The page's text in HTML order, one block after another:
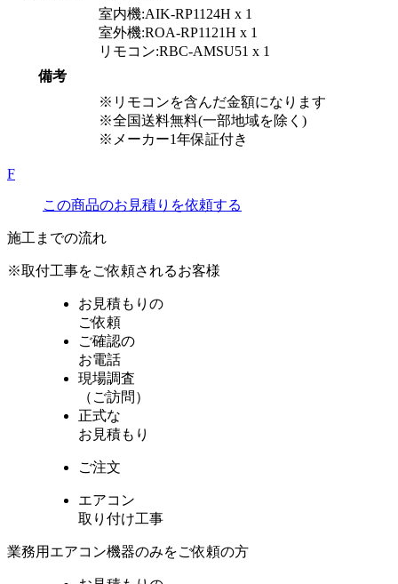
備考
室内機:AIK-RP1124H x 1
室外機:ROA-RP1121H x 1
リモコン:RBC-AMSU51 x 1
※リモコンを含んだ金額になります
※全国送料無料(一部地域を除く)
※メーカー1年保証付き
F
この商品のお見積りを依頼する
施工までの流れ
※取付工事をご依頼されるお客様
お見積もりの
ご依頼
ご確認の
お電話
現場調査
（ご訪問）
正式な
お見積もり
ご注文
エアコン
取り付け工事
業務用エアコン機器のみをご依頼の方